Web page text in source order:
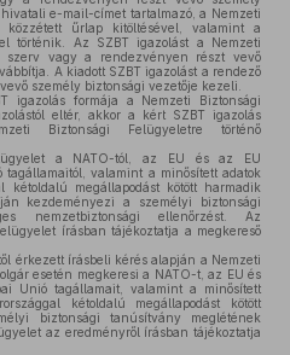
e-mail-címet tartalmazó, a Nemzeti
közzétett űrlap kitöltésével, valamint a
történik. Az SZBT igazolást a Nemzeti
szerv vagy a rendezvényen részt vevő
A kiadott SZBT igazolást a rendező
személy biztonsági vezetője kezeli.
igazolás formája a Nemzeti Biztonsági
eltér, akkor a kért SZBT igazolás
Biztonsági Felügyeletre történő
a NATO-tól, az EU és az EU
valamint a minősített adatok
kétoldalú megállapodást kötött harmadik
kezdeményezi a személyi biztonsági
nemzetbiztonsági ellenőrzést. Az
írásban tájékoztatja a megkereső
érkezett írásbeli kérés alapján a Nemzeti
esetén megkeresi a NATO-t, az EU és
Unió tagállamait, valamint a minősített
kétoldalú megállapodást kötött
biztonsági tanúsítvány meglétének
az eredményről írásban tájékoztatja